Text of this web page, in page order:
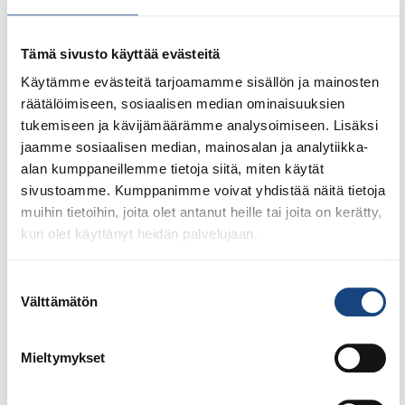
Tämä sivusto käyttää evästeitä
Käytämme evästeitä tarjoamamme sisällön ja mainosten
räätälöimiseen, sosiaalisen median ominaisuuksien
tukemiseen ja kävijämäärämme analysoimiseen. Lisäksi
jaamme sosiaalisen median, mainosalan ja analytiikka-
alan kumppaneillemme tietoja siitä, miten käytät
sivustoamme. Kumppanimme voivat yhdistää näitä tietoja
muihin tietoihin, joita olet antanut heille tai joita on kerätty,
kun olet käyttänyt heidän palvelujaan.
valinta
Välttämätön
Mieltymykset
Pentti Vauhkoselle harvinainen
huomionosoitus